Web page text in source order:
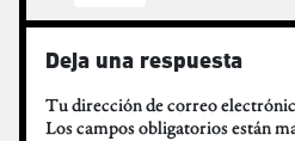
Deja una respuesta
Tu dirección de correo
Los campos obligatorios están